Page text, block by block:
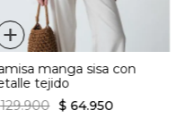
+
manga sisa con
tejido
129.900 $ 64.950